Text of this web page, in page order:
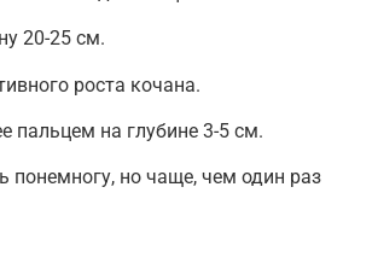
20-25 см.
роста кочана.
пальцем на глубине 3-5 см.
понемногу, но чаще, чем один раз